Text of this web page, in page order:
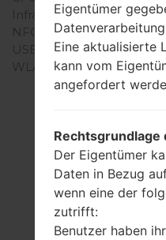
Infrarotanschluss
NFC
USB
WLAN
Eigentümer
Eine aktualisierte
kann vom
angefordert
Der Eigentümer
Daten in Bezug
wenn eine der
zutrifft:
Benutzer haben